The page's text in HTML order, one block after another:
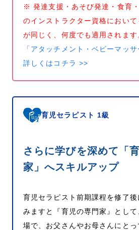
※ 発達支援・あそび発達・食育
のインストラクター資格において
が同じく、何度でも適用されます
「アタッチメント・ベビーマッサ
詳しくはコチラ >>
育児セラピスト 1級
さらに学びを深めて「
家」へスキルアップ
育児セラピスト前期課程を修了
みますと『育児の専門家』とし
場で、お父さんやお母さんにと